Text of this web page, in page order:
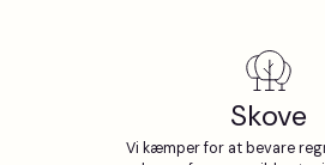
Skove
Vi kæmper for at bevare